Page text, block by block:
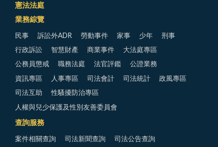
憲法法庭
業務綜覽
民事 訴訟外ADR 勞動事件 家事 少年 刑事
行政訴訟 智慧財產 商業事件 大法庭專區
公務員懲戒 職務法庭 法官評鑑 公證業務
資訊專區 人事專區 司法會計 司法統計 政風專區
司法互助 性騷擾防治專區
人權與兒少保護及性別友善委員會
查詢服務
案件相關查詢 司法新聞查詢 司法公告查詢